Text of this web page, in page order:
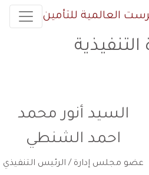
العالمية للتأمين
التنفيذية
السيد أنور محمد
احمد الشنطي
عضو مجلس إدارة / الرئيس التنفيذي